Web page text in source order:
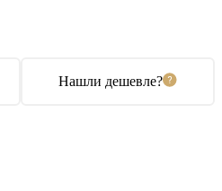
Нашли дешевле?